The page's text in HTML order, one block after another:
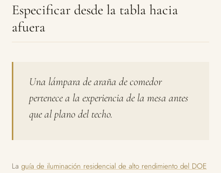
Especificar desde la tabla hacia
afuera
Una lámpara de araña de comedor
pertenece a la experiencia de la mesa antes
que al plano del techo.
La guía de iluminación residencial de alto rendimiento del DOE